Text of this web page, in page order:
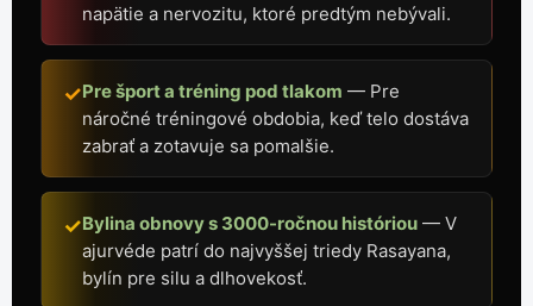
napätie a nervozitu, ktoré predtým nebývali.
✓Pre šport a tréning pod tlakom — Pre
náročné tréningové obdobia, keď telo dostáva
zabrať a zotavuje sa pomalšie.
✓Bylina obnovy s 3000-ročnou históriou — V
ajurvéde patrí do najvyššej triedy Rasayana,
bylín pre silu a dlhovekosť.